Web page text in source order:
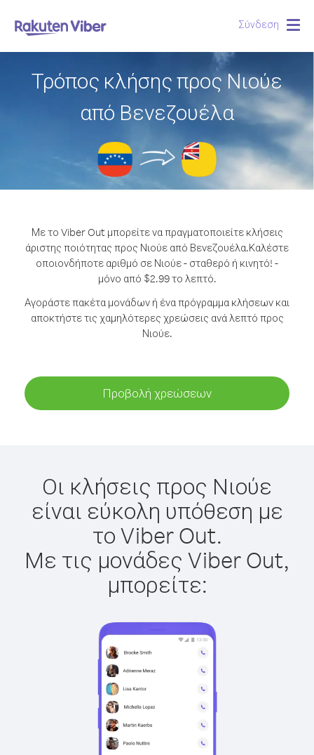
Σύνδεση
Τρόπος κλήσης προς Νιούε
από Βενεζουέλα
Με το Viber Out μπορείτε να πραγματοποιείτε κλήσεις
άριστης ποιότητας προς Νιούε από Βενεζουέλα.Καλέστε
οποιονδήποτε αριθμό σε Νιούε - σταθερό ή κινητό! -
μόνο από $2.99 το λεπτό.
Αγοράστε πακέτα μονάδων ή ένα πρόγραμμα κλήσεων και
αποκτήστε τις χαμηλότερες χρεώσεις ανά λεπτό προς
Νιούε.
Προβολή χρεώσεων
Οι κλήσεις προς Νιούε
είναι εύκολη υπόθεση με
το Viber Out.
Με τις μονάδες Viber Out,
μπορείτε: